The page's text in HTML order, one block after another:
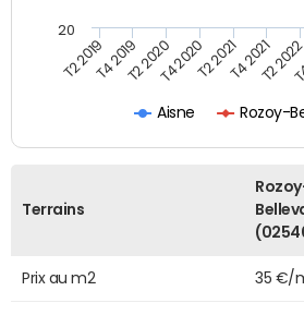
Aisne Rozoy-
T2 2019T4 2019T2 2020T4 2020T2 2021T4 2021
T2
20
Terrains
Prix au m2 35 €/